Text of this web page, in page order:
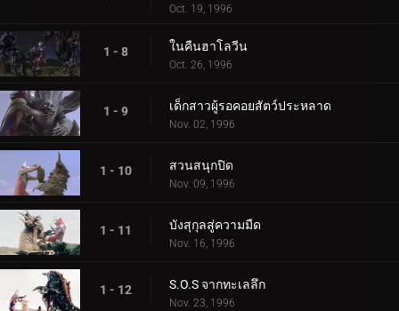
Oct. 19, 1996
1 - 8 ในคืนฮาโลวีน
Oct. 26, 1996
1 - 9 เด็กสาวผู้รอคอยสัตว์ประหลาด
Nov. 02, 1996
1 - 10 สวนสนุกปิด
Nov. 09, 1996
1 - 11 บังสุกุลสู่ความมืด
Nov. 16, 1996
1 - 12 S.O.S จากทะเลลึก
Nov. 23, 1996